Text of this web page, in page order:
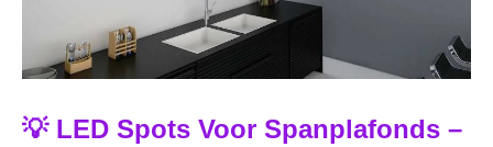
💡 LED Spots Voor Spanplafonds –